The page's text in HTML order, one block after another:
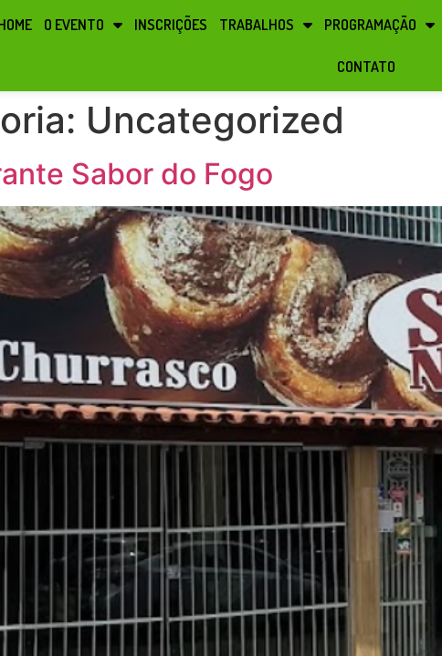
O EVENTO INSCRIÇÕES TRABALHOS PROGRAMAÇÃO
CONTATO
Uncategorized
Sabor do Fogo